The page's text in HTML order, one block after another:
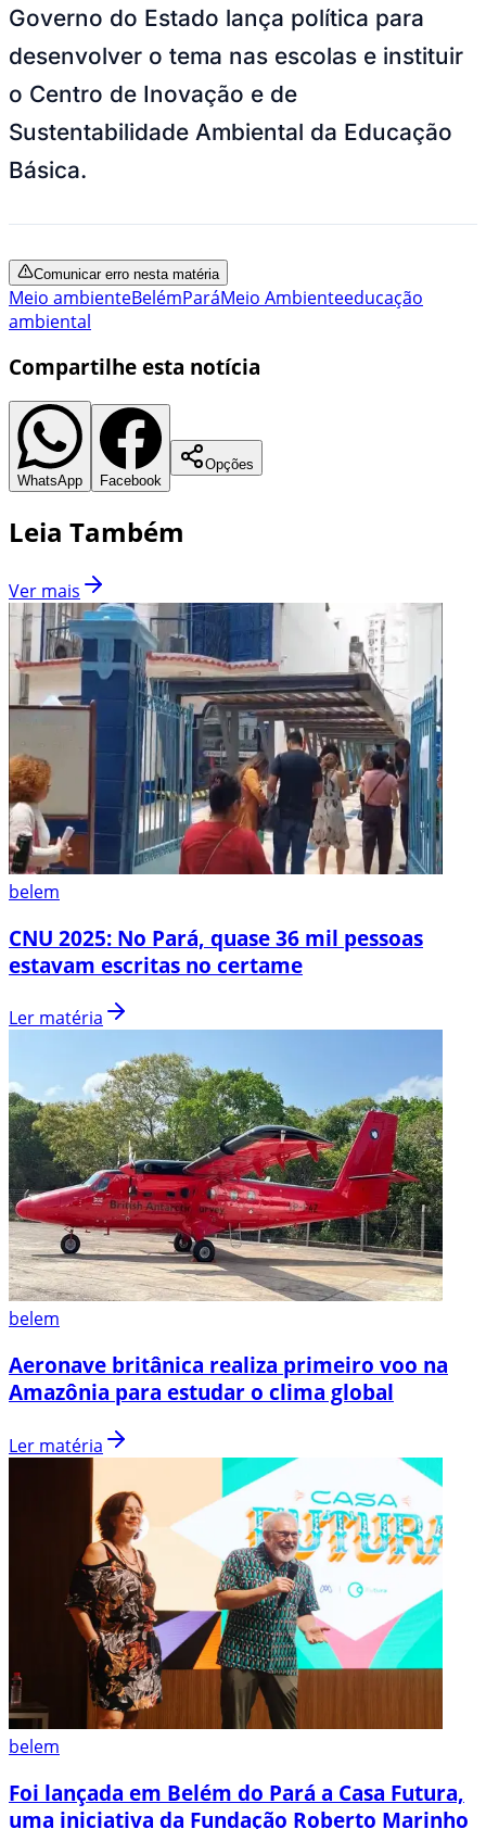
Governo do Estado lança política para
desenvolver o tema nas escolas e instituir
o Centro de Inovação e de
Sustentabilidade Ambiental da Educação
Básica.
Comunicar erro nesta matéria
Meio ambienteBelémParáMeio Ambienteeducação
ambiental
Compartilhe esta notícia
WhatsApp Facebook
Opções
Leia Também
Ver mais
belem
CNU 2025: No Pará, quase 36 mil pessoas
estavam escritas no certame
Ler matéria
belem
Aeronave britânica realiza primeiro voo na
Amazônia para estudar o clima global
Ler matéria
belem
Foi lançada em Belém do Pará a Casa Futura,
uma iniciativa da Fundação Roberto Marinho